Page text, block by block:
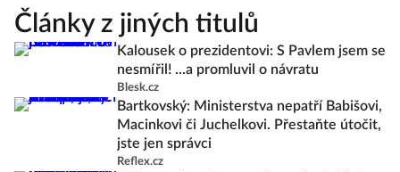
Články z jiných titulů
Kalousek o prezidentovi: S Pavlem jsem se
nesmířil! ...a promluvil o návratu
Blesk.cz
Bartkovský: Ministerstva nepatří Babišovi,
Macinkovi či Juchelkovi. Přestaňte útočit,
jste jen správci
Reflex.cz